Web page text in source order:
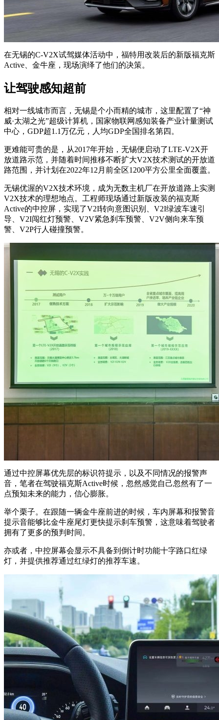
在无锡的C-V2X试驾媒体活动中，福特用改装后的新版福克斯
Active、金牛座，现场演绎了他们的决策。
让驾驶感知超前
相对一线城市而言，无锡是个小而精的城市，这里配置了“神
威·太湖之光”超级计算机，国家物联网感知装备产业计量测试
中心，GDP超1.1万亿元，人均GDP全国排名第四。
更难能可贵的是，从2017年开始，无锡便启动了LTE-V2X开
放道路示范，并随着时间推移不断扩大V2X技术测试的开放道
路范围，并计划在2022年12月前全区1200平方公里全面覆盖。
无锡优渥的V2X技术环境，成为无数主机厂在开放道路上实测
V2X技术的理想地点。工程师现场通过新版改装的福克斯
Active的中控屏，实现了V2I转向意图识别、V2I绿波车速引
导、V2I闯红灯预警、V2V紧急刹车预警、V2V侧向来车预
警、V2P行人碰撞预警。
通过中控屏幕优先层的标识符提示，以及不同情况的报警声
音，笔者在驾驶福克斯Active时候，忽然感觉自己忽然有了一
点预知未来的能力，信心膨胀。
举个栗子。在跟随一辆金牛座前进的时候，车内屏幕和报警音
提示音能够比金牛座尾灯更快提示刹车预警，这意味着驾驶者
拥有了更多的预判时间。
亦或者，中控屏幕会显示不具备到倒计时功能十字路口红绿
灯，并提供推荐通过红绿灯的推荐车速。